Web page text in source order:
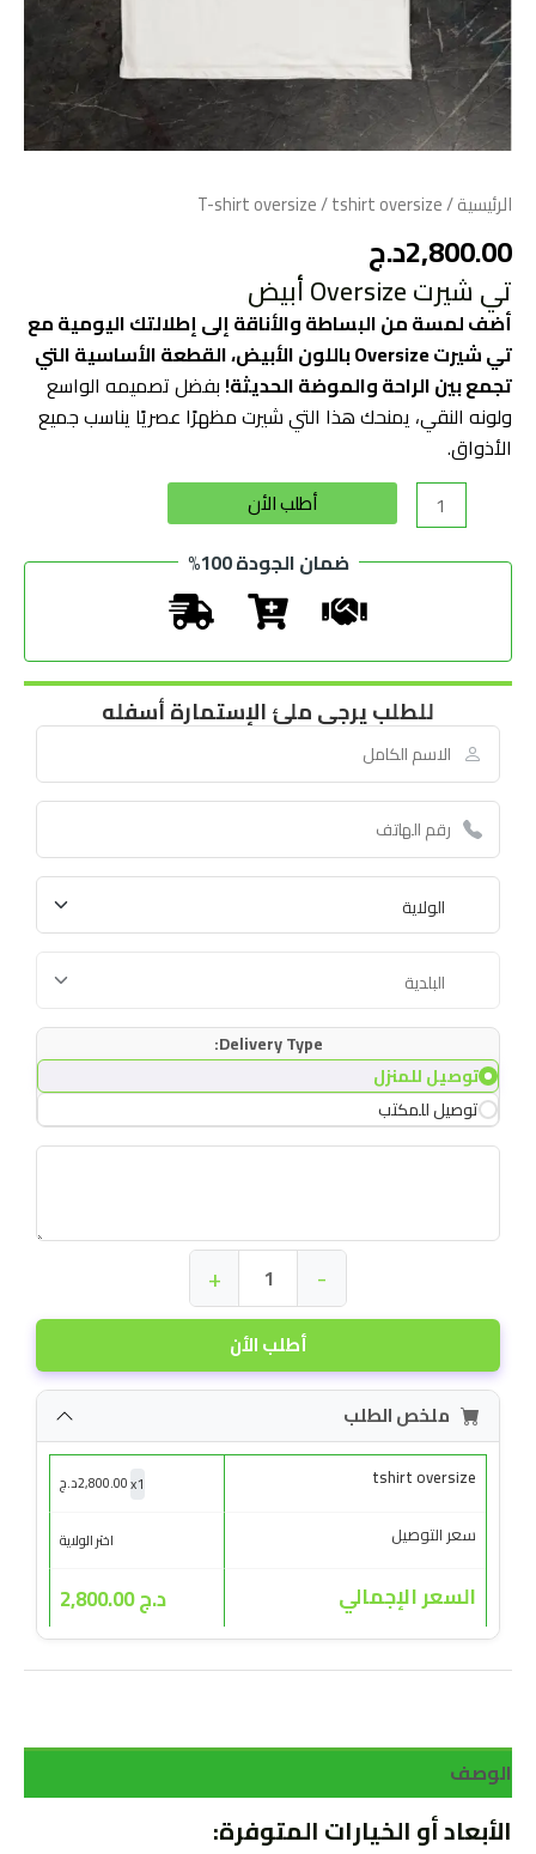
الرئيسية/
T-shirt oversize/ tshirt oversize
2,800.00د.ج
تي شيرت Oversize أبيض
أضف لمسة من البساطة والأناقة إلى إطلالتك اليومية مع
تي شيرت Oversize باللون الأبيض، القطعة الأساسية التي
تجمع بين الراحة والموضة الحديثة! بفضل تصميمه الواسع
ولونه النقي، يمنحك هذا التي شيرت مظهرًا عصريًا يناسب جميع
الأذواق.
أطلب الأن
ضمان الجودة 100%
للطلب يرجى ملئ الإستمارة أسفله
Delivery Type:
توصيل للمنزل
توصيل للمكتب
أطلب الأن
-
+
ملخص الطلب
tshirt oversize
x1
2,800.00د.ج
سعر التوصيل اختر الولاية
السعر الإجمالي د.ج 2,800.00
الوصف
الأبعاد أو الخيارات المتوفرة: